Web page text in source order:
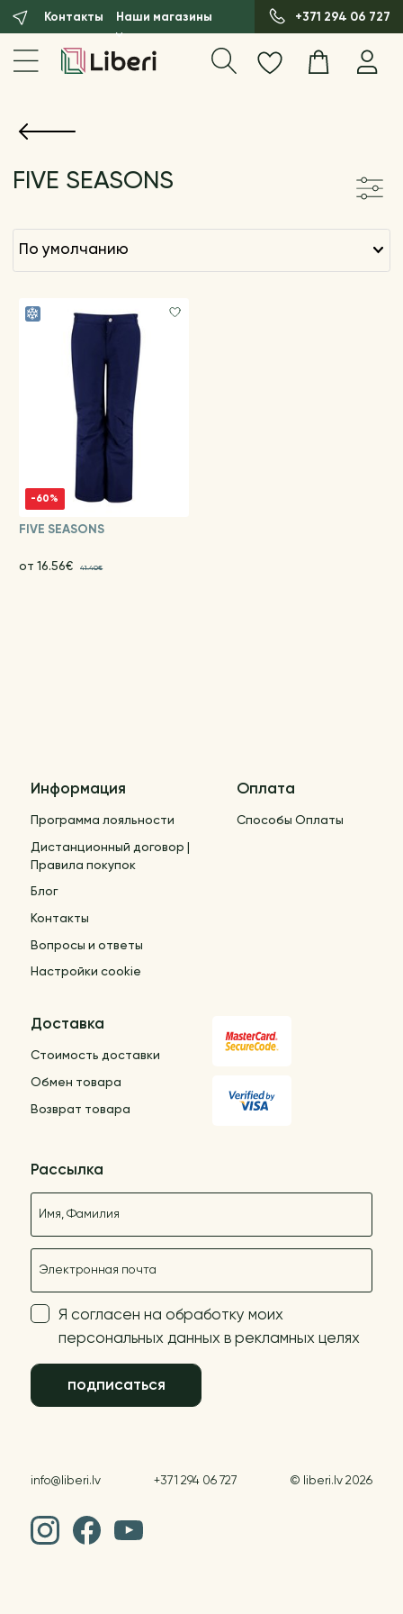
Контакты Наши магазины +371 294 06 727
FIVE SEASONS
по умолчанию
-60%
FIVE SEASONS
от 16.56€ 41.40€
Информация
Программа лояльности
Дистанционный договор |
Правила покупок
Блог
Контакты
Вопросы и ответы
Настройки cookie
Оплата
Способы Оплаты
Доставка
Стоимость доставки
Обмен товара
Возврат товара
Рассылка
Я согласен на обработку моих
персональных данных в рекламных целях
подписаться
info@liberi.lv +371 294 06 727 © liberi.lv 2026